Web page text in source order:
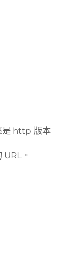
是 http 版本
URL。